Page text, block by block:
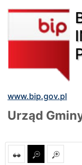
www.bip.gov.pl
Urząd